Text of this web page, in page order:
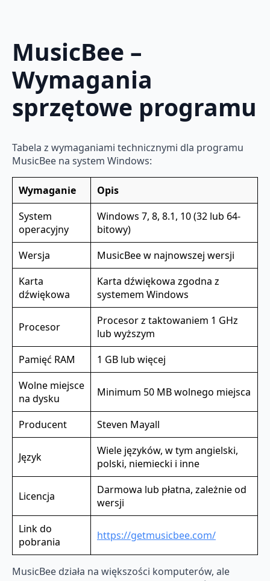
MusicBee –
Wymagania
sprzętowe programu
Tabela z wymaganiami technicznymi dla programu
MusicBee na system Windows:
Wymaganie
Opis
System
operacyjny
Windows 7, 8, 8.1, 10 (32 lub 64-
bitowy)
Wersja
MusicBee w najnowszej wersji
Karta
dźwiękowa
Karta dźwiękowa zgodna z
systemem Windows
Procesor
Procesor z taktowaniem 1 GHz
lub wyższym
Pamięć RAM
1 GB lub więcej
Wolne miejsce
na dysku
Minimum 50 MB wolnego miejsca
Producent Steven Mayall
Język
Wiele języków, w tym angielski,
polski, niemiecki i inne
Licencja
Darmowa lub płatna, zależnie od
wersji
Link do
pobrania
https://getmusicbee.com/
MusicBee działa na większości komputerów, ale